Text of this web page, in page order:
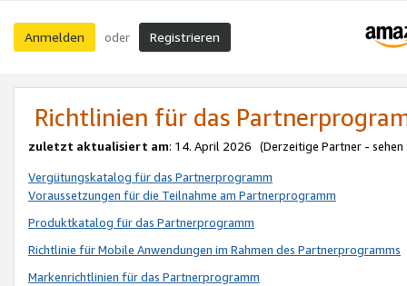
Anmelden oder Registrieren
Richtlinien für das
zuletzt aktualisiert am: 14. April 2026 (Derzeitige Partner - sehen
Vergütungskatalog für das Partnerprogramm
Voraussetzungen für die Teilnahme am Partnerprogramm
Produktkatalog für das Partnerprogramm
Richtlinie für Mobile Anwendungen im Rahmen des Partnerprogramms
Markenrichtlinien für das Partnerprogramm